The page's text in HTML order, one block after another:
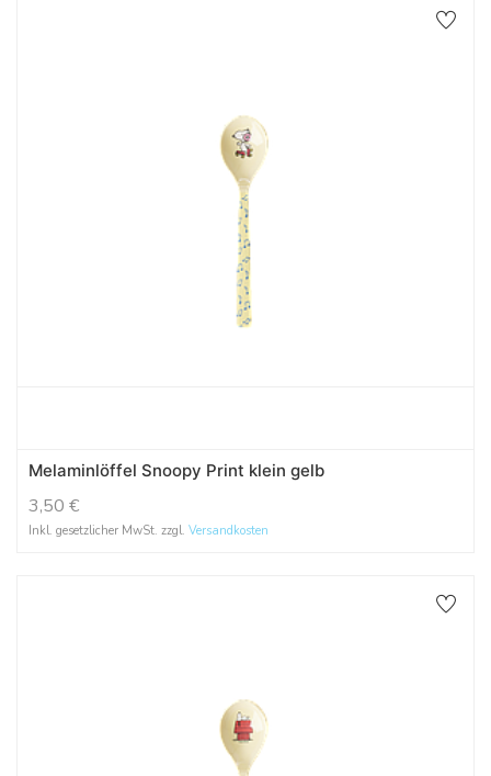
Melaminlöffel Snoopy Print klein gelb
3,50 €
Inkl. gesetzlicher MwSt. zzgl. Versandkosten